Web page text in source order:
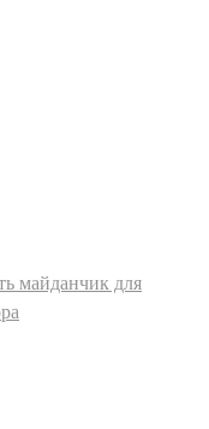
майданчик для